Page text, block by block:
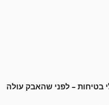
בטיחות – לפני שהאבק עולה